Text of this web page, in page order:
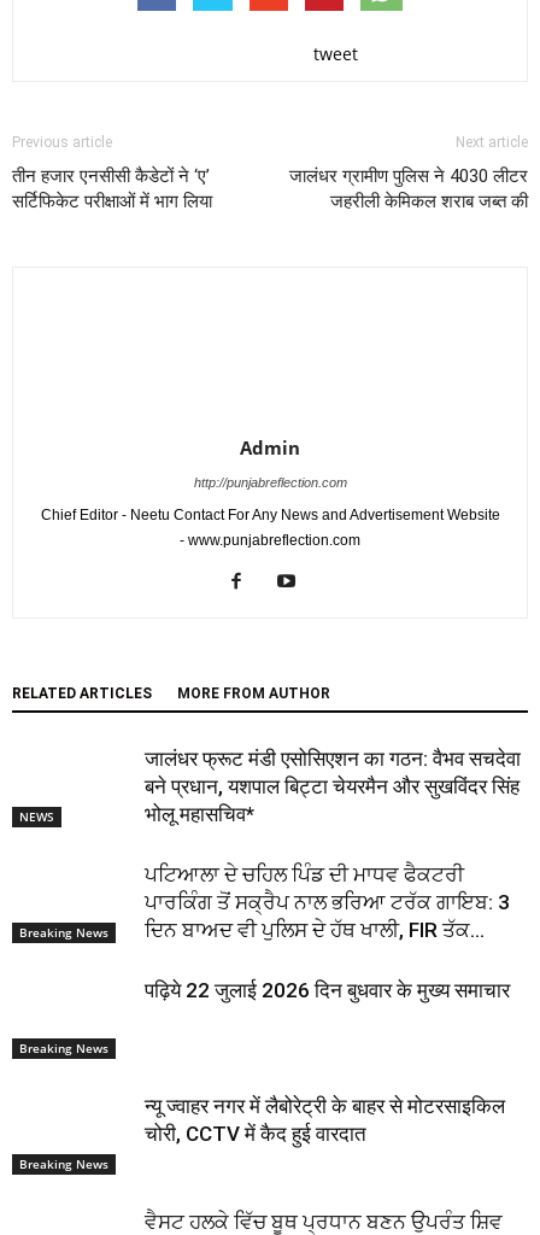
tweet
Previous article
तीन हजार एनसीसी कैडेटों ने ‘ए’
सर्टिफिकेट परीक्षाओं में भाग लिया
Next article
जालंधर ग्रामीण पुलिस ने 4030 लीटर
जहरीली केमिकल शराब जब्त की
Admin
http://punjabreflection.com
Chief Editor - Neetu Contact For Any News and Advertisement Website
- www.punjabreflection.com
RELATED ARTICLES MORE FROM AUTHOR
NEWS
जालंधर फ्रूट मंडी एसोसिएशन का गठन: वैभव सचदेवा
बने प्रधान, यशपाल बिट्टा चेयरमैन और सुखविंदर सिंह
भोलू महासचिव*
Breaking News
ਪਟਿਆਲਾ ਦੇ ਚਹਿਲ ਪਿੰਡ ਦੀ ਮਾਧਵ ਫੈਕਟਰੀ
ਪਾਰਕਿੰਗ ਤੋਂ ਸਕ੍ਰੈਪ ਨਾਲ ਭਰਿਆ ਟਰੱਕ ਗਾਇਬ: 3
ਦਿਨ ਬਾਅਦ ਵੀ ਪੁਲਿਸ ਦੇ ਹੱਥ ਖਾਲੀ, FIR ਤੱਕ...
Breaking News
पढ़िये 22 जुलाई 2026 दिन बुधवार के मुख्य समाचार
Breaking News
न्यू ज्वाहर नगर में लैबोरेट्री के बाहर से मोटरसाइकिल
चोरी, CCTV में कैद हुई वारदात
ਵੈਸਟ ਹਲਕੇ ਵਿੱਚ ਬੂਥ ਪ੍ਰਧਾਨ ਬਣਨ ਉਪਰੰਤ ਸ਼ਿਵ